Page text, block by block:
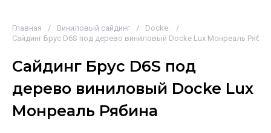
Главная / Виниловый сайдинг / Docke.
/
Сайдинг Брус D6S под дерево виниловый Docke Lux Монреаль
Сайдинг Брус D6S под
дерево виниловый Docke Lux
Монреаль Рябина